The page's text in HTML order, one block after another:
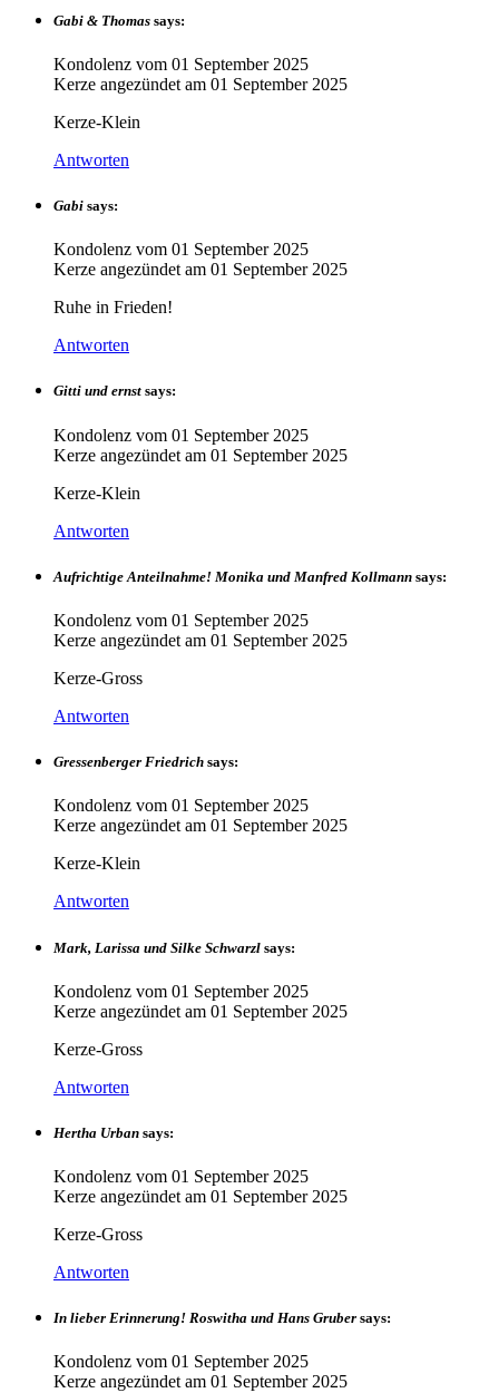
Gabi & Thomas says:
Kondolenz vom 01 September 2025
Kerze angezündet am 01 September 2025
Kerze-Klein
Antworten
Gabi says:
Kondolenz vom 01 September 2025
Kerze angezündet am 01 September 2025
Ruhe in Frieden!
Antworten
Gitti und ernst says:
Kondolenz vom 01 September 2025
Kerze angezündet am 01 September 2025
Kerze-Klein
Antworten
Aufrichtige Anteilnahme! Monika und Manfred Kollmann says:
Kondolenz vom 01 September 2025
Kerze angezündet am 01 September 2025
Kerze-Gross
Antworten
Gressenberger Friedrich says:
Kondolenz vom 01 September 2025
Kerze angezündet am 01 September 2025
Kerze-Klein
Antworten
Mark, Larissa und Silke Schwarzl says:
Kondolenz vom 01 September 2025
Kerze angezündet am 01 September 2025
Kerze-Gross
Antworten
Hertha Urban says:
Kondolenz vom 01 September 2025
Kerze angezündet am 01 September 2025
Kerze-Gross
Antworten
In lieber Erinnerung! Roswitha und Hans Gruber says:
Kondolenz vom 01 September 2025
Kerze angezündet am 01 September 2025